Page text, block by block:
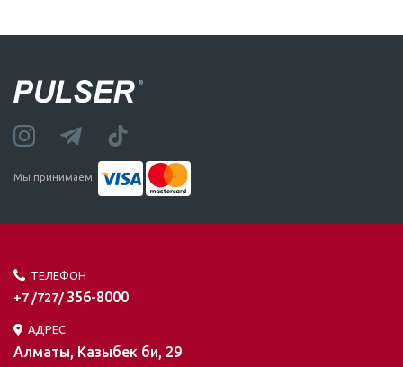
Мы принимаем:
ТЕЛЕФОН
+7 /727/ 356-8000
АДРЕС
Алматы, Казыбек би, 29